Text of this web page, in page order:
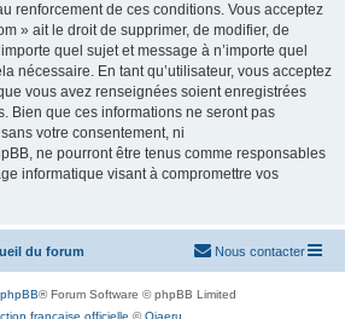
renforcement de ces conditions. Vous acceptez
» ait le droit de supprimer, de modifier, de
quel sujet et message à n’importe quel
nécessaire. En tant qu’utilisateur, vous acceptez
vous avez renseignées soient enregistrées
Bien que ces informations ne seront pas
votre consentement, ni
ne pourront être tenus comme responsables
informatique visant à compromettre vos
du forum Nous contacter
phpBB® Forum Software © phpBB Limited
française officielle ©Qiaeru